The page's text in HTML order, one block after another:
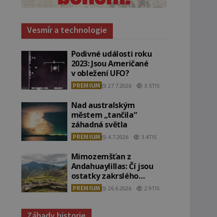
Vesmír a technologie
Podivné události roku
2023: Jsou Američané
v obležení UFO?
PREMIUM 27.7.2026 3.5TIS
Nad australským
městem „tančila“
záhadná světla
PREMIUM 4.7.2026 3.4TIS
Mimozemšťan z
Andahuaylillas: Čí jsou
ostatky zakrslého
stvoření s ohromnou
lebkou?
PREMIUM 26.6.2026 2.9TIS